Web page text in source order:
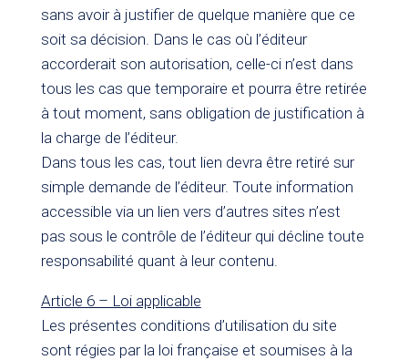
sans avoir à justifier de quelque manière que ce
soit sa décision. Dans le cas où l’éditeur
accorderait son autorisation, celle-ci n’est dans
tous les cas que temporaire et pourra être retirée
à tout moment, sans obligation de justification à
la charge de l’éditeur.
Dans tous les cas, tout lien devra être retiré sur
simple demande de l’éditeur. Toute information
accessible via un lien vers d’autres sites n’est
pas sous le contrôle de l’éditeur qui décline toute
responsabilité quant à leur contenu.
Article 6 – Loi applicable
Les présentes conditions d’utilisation du site
sont régies par la loi française et soumises à la